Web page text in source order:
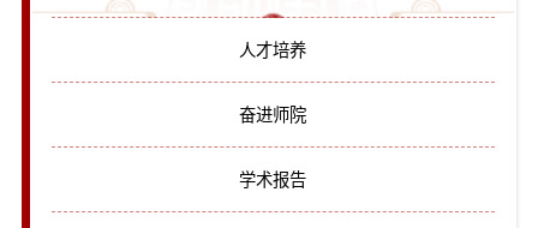
人才培养
奋进师院
学术报告